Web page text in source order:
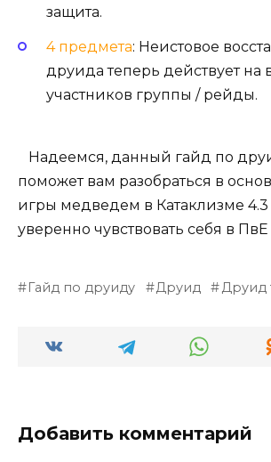
защита.
4 предмета: Неистовое
друида теперь действует на
участников группы / рейды.
Надеемся, данный гайд по
поможет вам разобраться в
игры медведем в Катаклизме 4.3
уверенно чувствовать себя в
Гайд по друиду Друид Друид
Добавить комментарий